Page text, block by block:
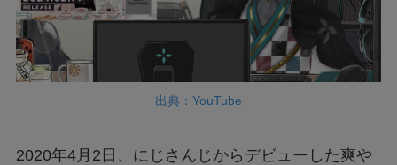
出典：YouTube
2020年4月2日、にじさんじからデビューした爽や